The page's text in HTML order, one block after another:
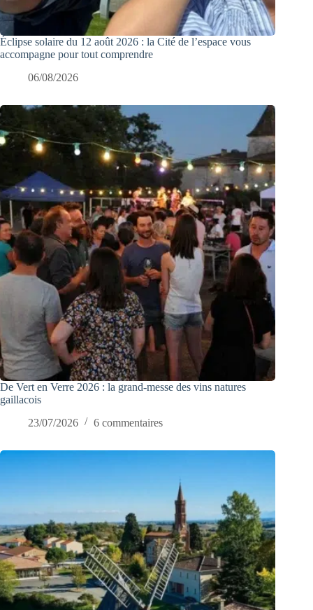
Éclipse solaire du 12 août 2026 : la Cité de l’espace vous
accompagne pour tout comprendre
06/08/2026
De Vert en Verre 2026 : la grand-messe des vins natures
gaillacois
23/07/2026
6 commentaires